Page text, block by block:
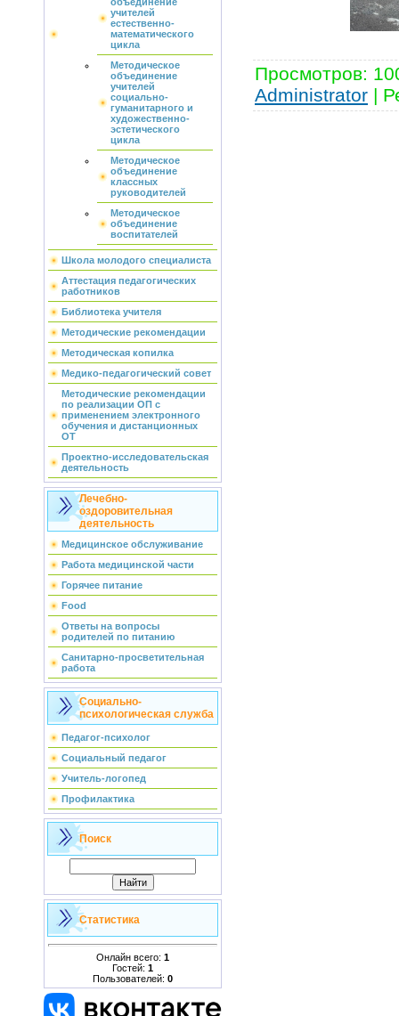
учителей
естественно-
математического
цикла
Методическое
объединение
учителей
социально-
гуманитарного и
художественно-
эстетического
цикла
Методическое
объединение
классных
руководителей
Методическое
объединение
воспитателей
Школа молодого специалиста
Аттестация педагогических
работников
Библиотека учителя
Методические рекомендации
Методическая копилка
Медико-педагогический совет
Методические рекомендации
по реализации ОП с
применением электронного
обучения и дистанционных
ОТ
Проектно-исследовательская
деятельность
Лечебно-
оздоровительная
деятельность
Медицинское обслуживание
Работа медицинской части
Горячее питание
Food
Ответы на вопросы
родителей по питанию
Санитарно-просветительная
работа
Социально-
психологическая служба
Педагог-психолог
Социальный педагог
Учитель-логопед
Профилактика
Поиск
Статистика
Онлайн всего: 1
Гостей: 1
Пользователей: 0
Просмотров:
Administrator |